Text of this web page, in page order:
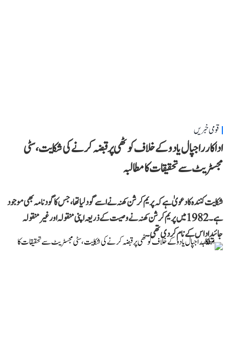
قومی خبریں
اداکار راجپال یادو کے خلاف کوٹھی پر قبضہ کرنے کی شکایت، سٹی
مجسٹریٹ سے تحقیقات کا مطالبہ
شکایت کنندہ کا دعویٰ ہے کہ پریم کرشن کھنہ نے اسے گود لیا تھا، جس کا گود نامہ بھی موجود
ہے۔ 1982 میں پریم کرشن کھنہ نے وصیت کے ذریعہ اپنی منقولہ اور غیر منقولہ
جائیداد اس کے نام کر دی تھی۔